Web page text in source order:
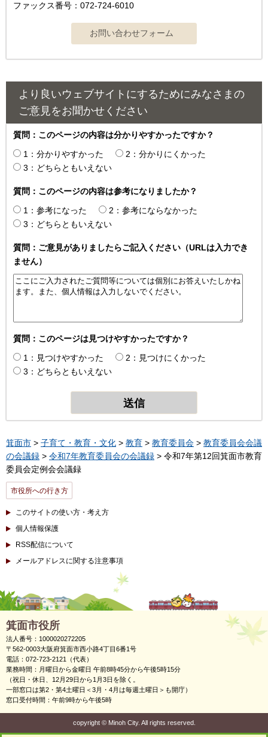
ファックス番号：072-724-6010
より良いウェブサイトにするためにみなさまの
ご意見をお聞かせください
質問：このページの内容は分かりやすかったですか？
1：分かりやすかった
2：分かりにくかった
3：どちらともいえない
質問：このページの内容は参考になりましたか？
1：参考になった
2：参考にならなかった
3：どちらともいえない
質問：ご意見がありましたらご記入ください（URLは入力でき
ません）
質問：このページは見つけやすかったですか？
1：見つけやすかった
2：見つけにくかった
3：どちらともいえない
箕面市 > 子育て・教育・文化 > 教育 > 教育委員会 > 教育委員会会議
の会議録 > 令和7年教育委員会の会議録 > 令和7年第12回箕面市教育
委員会定例会会議録
市役所への行き方
このサイトの使い方・考え方
個人情報保護
RSS配信について
メールアドレスに関する注意事項
箕面市役所
法人番号：1000020272205
〒562-0003大阪府箕面市西小路4丁目6番1号
電話：072-723-2121（代表）
業務時間：月曜日から金曜日 午前8時45分から午後5時15分
（祝日・休日、12月29日から1月3日を除く。
一部窓口は第2・第4土曜日＜3月・4月は毎週土曜日＞も開庁）
窓口受付時間：午前9時から午後5時
copyright ©Minoh City. All rights reserved.